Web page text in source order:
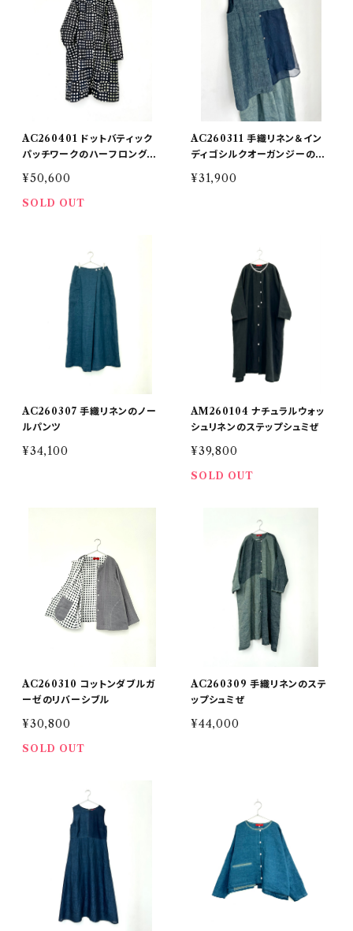
AC260401 ドットバティック
パッチワークのハーフロングリ
バーシブル
¥50,600
SOLD OUT
AC260311 手織リネン＆イン
ディゴシルクオーガンジーのハ
ーフショート
¥31,900
AC260307 手織リネンのノー
ルパンツ
¥34,100
AM260104 ナチュラルウォッ
シュリネンのステップシュミぜ
¥39,800
SOLD OUT
AC260310 コットンダブルガ
ーゼのリバーシブル
¥30,800
SOLD OUT
AC260309 手織リネンのステ
ップシュミぜ
¥44,000